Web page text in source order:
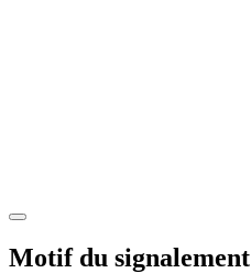
Motif du signalement